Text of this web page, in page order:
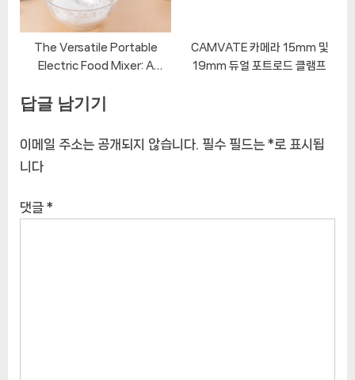
The Versatile Portable
Electric Food Mixer: A
CAMVATE 카메라 15mm 및
19mm 듀얼 포트로드 클램프
답글 남기기
이메일 주소는 공개되지 않습니다. 필수 필드는 *로 표시됩
니다
댓글 *